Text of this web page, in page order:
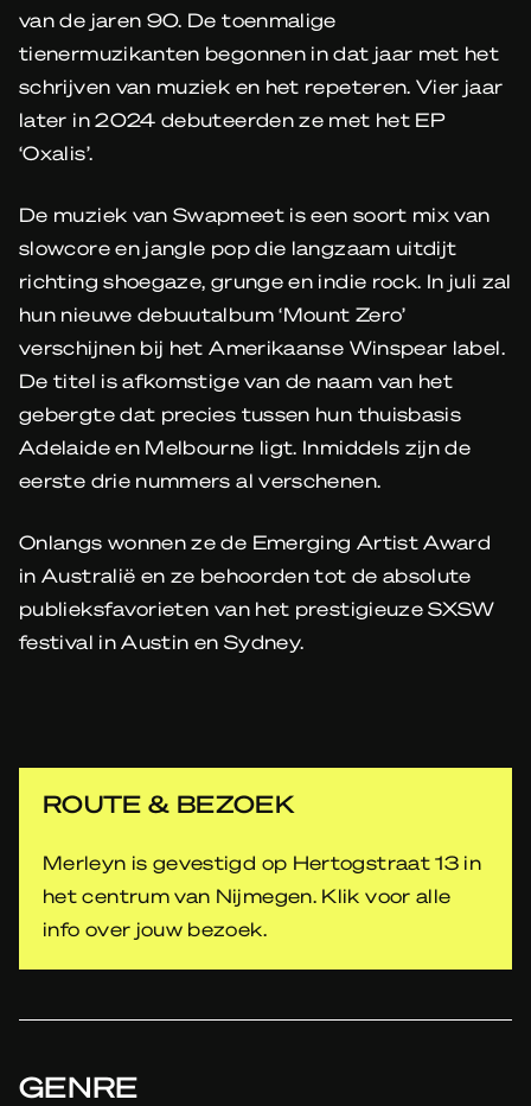
van de jaren 90. De toenmalige
tienermuzikanten begonnen in dat jaar met het
schrijven van muziek en het repeteren. Vier jaar
later in 2024 debuteerden ze met het EP
‘Oxalis’.
De muziek van Swapmeet is een soort mix van
slowcore en jangle pop die langzaam uitdijt
richting shoegaze, grunge en indie rock. In juli zal
hun nieuwe debuutalbum ‘Mount Zero’
verschijnen bij het Amerikaanse Winspear label.
De titel is afkomstige van de naam van het
gebergte dat precies tussen hun thuisbasis
Adelaide en Melbourne ligt. Inmiddels zijn de
eerste drie nummers al verschenen.
Onlangs wonnen ze de Emerging Artist Award
in Australië en ze behoorden tot de absolute
publieksfavorieten van het prestigieuze SXSW
festival in Austin en Sydney.
ROUTE & BEZOEK
Merleyn is gevestigd op Hertogstraat 13 in
het centrum van Nijmegen. Klik voor alle
info over jouw bezoek.
GENRE